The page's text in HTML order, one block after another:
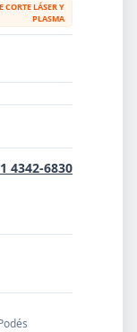
LÁSER Y
PLASMA
4342-6830